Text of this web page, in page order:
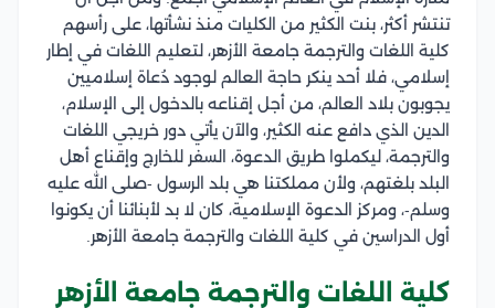
تنتشر أكثر، بنت الكثير من الكليات منذ نشأتها، على رأسهم
كلية اللغات والترجمة جامعة الأزهر، لتعليم اللغات في إطار
إسلامي، فلا أحد ينكر حاجة العالم لوجود دُعاة إسلاميين
يجوبون بلاد العالم، من أجل إقناعه بالدخول إلى الإسلام،
الدين الذي دافع عنه الكثير، والآن يأتي دور خريجي اللغات
والترجمة، ليكملوا طريق الدعوة، السفر للخارج وإقناع أهل
البلد بلغتهم، ولأن مملكتنا هي بلد الرسول -صلى الله عليه
وسلم-، ومركز الدعوة الإسلامية، كان لا بد لأبنائنا أن يكونوا
أول الدراسين في كلية اللغات والترجمة جامعة الأزهر.
كلية اللغات والترجمة جامعة الأزهر